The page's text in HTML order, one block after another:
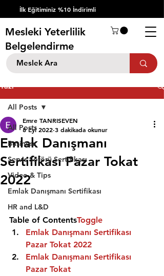
İlk Eğitiminiz %10 İndirimli
Mesleki Yeterlilik
Belgelendirme
Yazı
All Posts
Business
Servis Şöförü Sertifikası
Video & Tips
Emlak Danışmanı Sertifikası
HR and L&D
All Posts
Emlak Danışmanı
Sertifikası Pazar Tokat
2022
Emre TANRISEVEN
8 Eyl 2022 3 dakikada okunur
Table of ContentsToggle
Emlak Danışmanı Sertifikası
Pazar Tokat 2022
Emlak Danışmanı Sertifikası
Pazar Tokat